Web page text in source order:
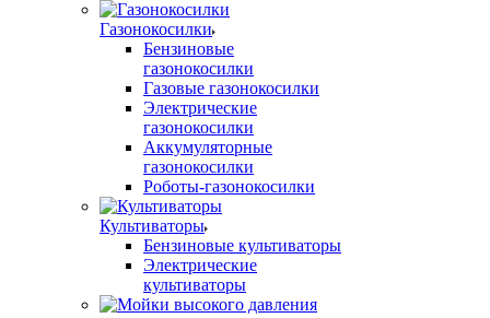
Газонокосилки
Бензиновые
газонокосилки
Газовые газонокосилки
Электрические
газонокосилки
Аккумуляторные
газонокосилки
Роботы-газонокосилки
Культиваторы
Бензиновые культиваторы
Электрические
культиваторы